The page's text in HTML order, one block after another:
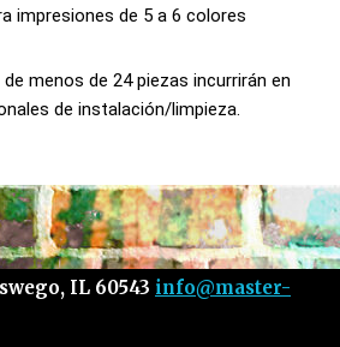
impresiones de 5 a 6 colores
de menos de 24 piezas incurrirán en
de instalación/limpieza.
IL 60543 info@master-